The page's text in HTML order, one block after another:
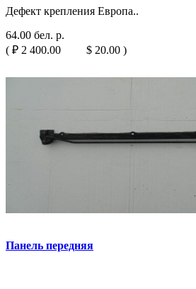
Дефект крепления Европа..
64.00 бел. р.
( ₽ 2 400.00 $ 20.00 )
Панель передняя